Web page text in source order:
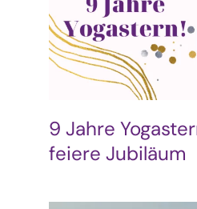
Podcast & Blog
Suche
nach:
9 Jahre
feiere Jubiläum